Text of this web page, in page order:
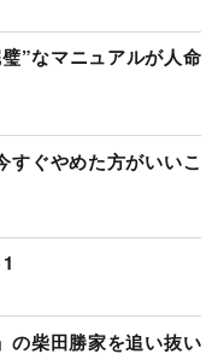
”なマニュアルが人命
すぐやめた方がいいこ
柴田勝家を追い抜い